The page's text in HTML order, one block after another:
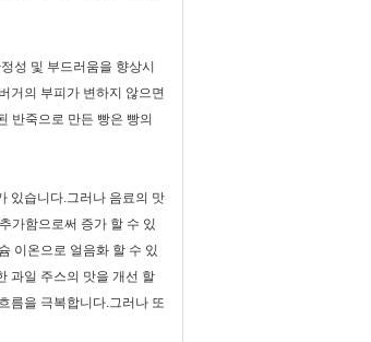
성 및 부드러움을 향상시
거의 부피가 변하지 않으면
반죽으로 만든 빵은 빵의
있습니다.그러나 음료의 맛
가함으로써 증가 할 수 있
이온으로 얼음화 할 수 있
과일 주스의 맛을 개선 할
름을 극복합니다.그러나 또